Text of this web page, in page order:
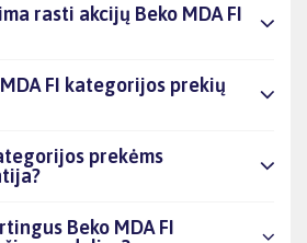
rasti akcijų Beko MDA FI
FI kategorijos prekių
prekėms
Beko MDA FI